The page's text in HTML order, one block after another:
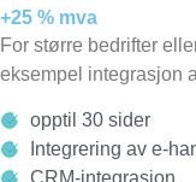
+25 % mva
For større bedrifter
eksempel integrasjon
opptil 30 sider
Integrering av e-